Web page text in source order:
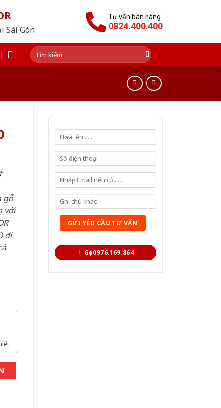
Sài Gòn
Tư vấn bán hàng
0824.400.400
Tìm
kiếm:
Gọi 0976.169.864
gỗ
với
đi